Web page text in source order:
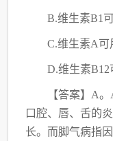
B.维生素B1
C.维生素A可
D.维生素
【答案】 A。
口腔、唇、舌的
长。而脚气病指